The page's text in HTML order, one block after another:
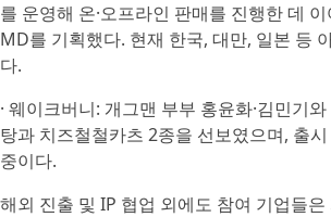
를 운영해 온·오프라인 판매를 진행한 데
MD를 기획했다. 현재 한국, 대만, 일본 등
다.
· 웨이크버니: 개그맨 부부 홍윤화·김민기
탕과 치즈철철카츠 2종을 선보였으며, 출
중이다.
해외 진출 및 IP 협업 외에도 참여 기업들